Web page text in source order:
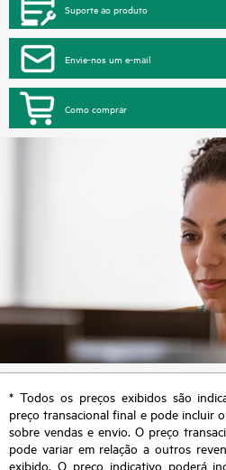
Suporte ao produto
Envie-nos um e-mail
Como comprar
* Todos os preços exibidos são
preço transacional final e pode incluir
sobre vendas e envio. O preço
pode variar em relação a outros
exibido. O preço indicativo poderá